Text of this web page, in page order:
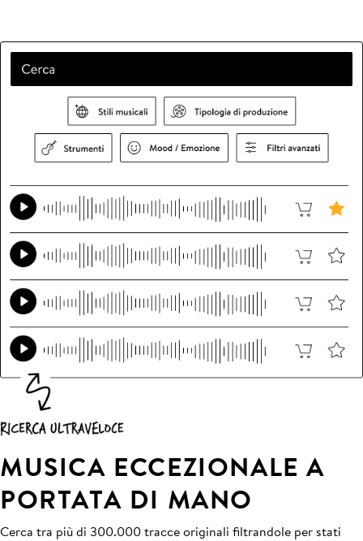
MUSICA ECCEZIONALE A
PORTATA DI MANO
Cerca tra più di 300.000 tracce originali filtrandole per stati